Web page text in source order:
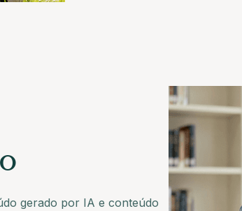
gerado por IA e conteúdo